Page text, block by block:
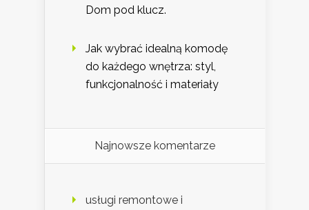
Dom pod klucz.
Jak wybrać idealną komodę
do każdego wnętrza: styl,
funkcjonalność i materiały
Najnowsze komentarze
usługi remontowe i